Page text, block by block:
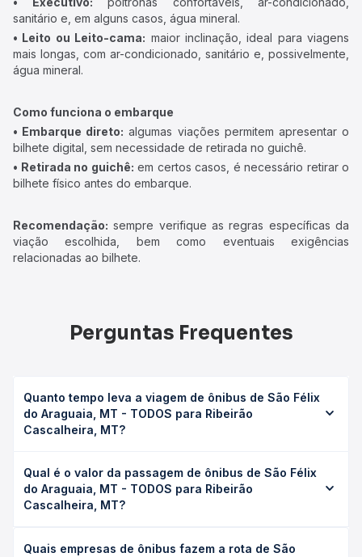
sanitário e, em alguns casos, água mineral.
• Leito ou Leito-cama: maior inclinação, ideal para viagens
mais longas, com ar-condicionado, sanitário e, possivelmente,
água mineral.
Como funciona o embarque
• Embarque direto: algumas viações permitem apresentar o
bilhete digital, sem necessidade de retirada no guichê.
• Retirada no guichê: em certos casos, é necessário retirar o
bilhete físico antes do embarque.
Recomendação: sempre verifique as regras específicas da
viação escolhida, bem como eventuais exigências
relacionadas ao bilhete.
Perguntas Frequentes
Quanto tempo leva a viagem de ônibus de São Félix
do Araguaia, MT - TODOS para Ribeirão
Cascalheira, MT?
TODOS para Ribeirão Cascalheira, MT leva em média 6h
55min, podendo variar conforme a viação, o tipo de
serviço (convencional, executivo ou leito) e as condições
Qual é o valor da passagem de ônibus de São Félix
do Araguaia, MT - TODOS para Ribeirão
Cascalheira, MT?
Araguaia, MT - TODOS para Ribeirão Cascalheira, MT
Quais empresas de ônibus fazem a rota de São